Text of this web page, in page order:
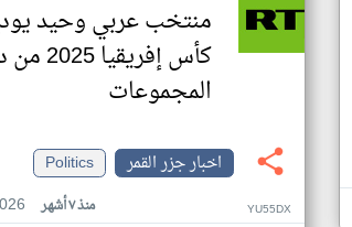
منتخب عربي وحيد
كأس
المجموعات
اخبار جزر القمر
Politics
منذ ٧ أشهر YU55DX